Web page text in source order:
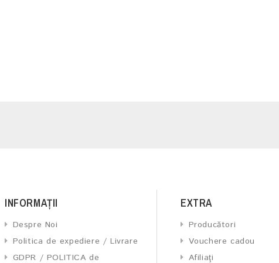
INFORMAŢII
Despre Noi
Politica de expediere / Livrare
GDPR / POLITICA de
EXTRA
Producători
Vouchere cadou
Afiliaţi